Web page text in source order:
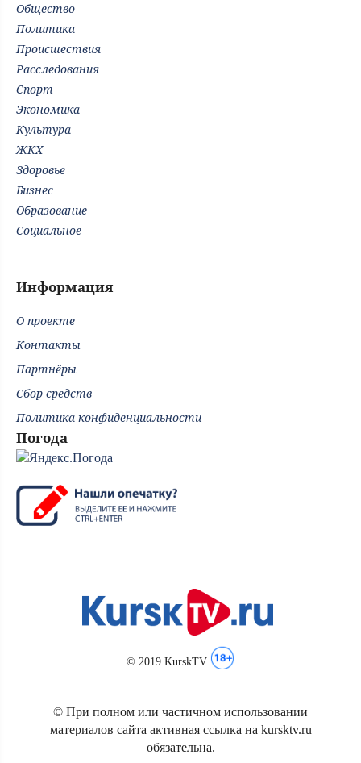
Общество
Политика
Происшествия
Расследования
Спорт
Экономика
Культура
ЖКХ
Здоровье
Бизнес
Образование
Социальное
Информация
О проекте
Контакты
Партнёры
Сбор средств
Политика конфиденциальности
Погода
© 2019 KurskTV
© При полном или частичном использовании
материалов сайта активная ссылка на kursktv.ru
обязательна.